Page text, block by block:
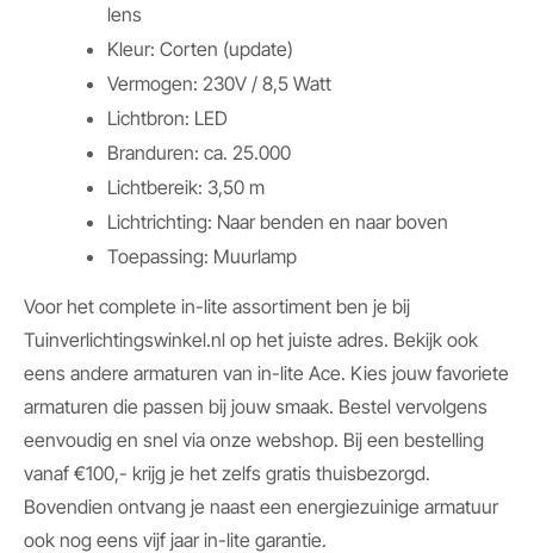
lens
Kleur: Corten (update)
Vermogen: 230V / 8,5 Watt
Lichtbron: LED
Branduren: ca. 25.000
Lichtbereik: 3,50 m
Lichtrichting: Naar benden en naar boven
Toepassing: Muurlamp
Voor het complete in-lite assortiment ben je bij
Tuinverlichtingswinkel.nl op het juiste adres. Bekijk ook
eens andere armaturen van in-lite Ace. Kies jouw favoriete
armaturen die passen bij jouw smaak. Bestel vervolgens
eenvoudig en snel via onze webshop. Bij een bestelling
vanaf €100,- krijg je het zelfs gratis thuisbezorgd.
Bovendien ontvang je naast een energiezuinige armatuur
ook nog eens vijf jaar in-lite garantie.